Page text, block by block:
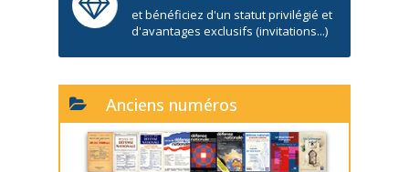
et bénéficiez d'un statut privilégié et
d'avantages exclusifs (invitations...)
Anciens numéros